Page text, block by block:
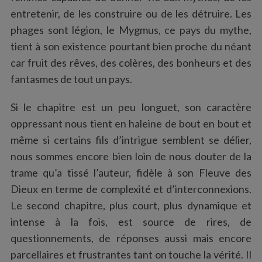
entretenir, de les construire ou de les détruire. Les
phages sont légion, le Mygmus, ce pays du mythe,
tient à son existence pourtant bien proche du néant
car fruit des rêves, des colères, des bonheurs et des
fantasmes de tout un pays.
Si le chapitre est un peu longuet, son caractère
oppressant nous tient en haleine de bout en bout et
même si certains fils d’intrigue semblent se délier,
nous sommes encore bien loin de nous douter de la
trame qu’a tissé l’auteur, fidèle à son Fleuve des
Dieux en terme de complexité et d’interconnexions.
Le second chapitre, plus court, plus dynamique et
intense à la fois, est source de rires, de
questionnements, de réponses aussi mais encore
parcellaires et frustrantes tant on touche la vérité. Il
S
e